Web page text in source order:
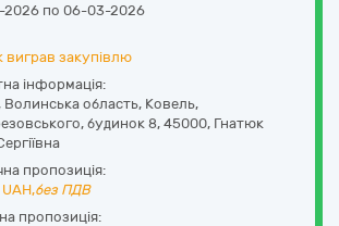
2026 по 06-03-2026
виграв закупівлю
інформація:
Волинська область, Ковель,
будинок 8, 45000, Гнатюк
пропозиція:
UAH,без ПДВ
пропозиція: